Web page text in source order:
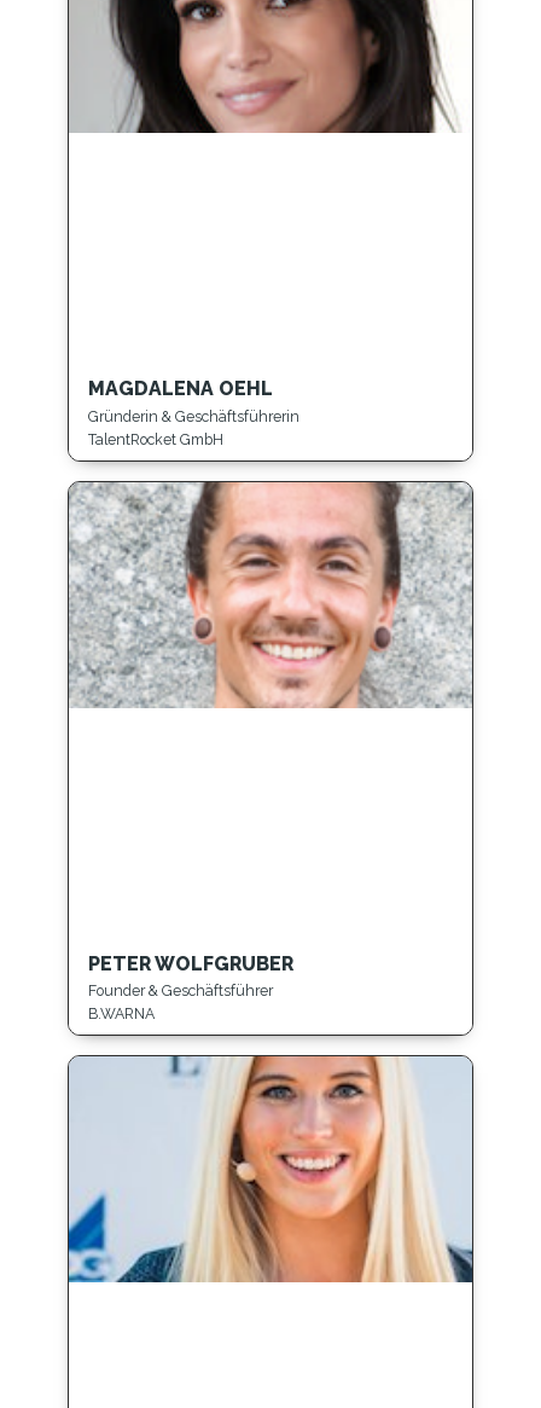
MAGDALENA OEHL
Gründerin & Geschäftsführerin
TalentRocket GmbH
PETER WOLFGRUBER
Founder & Geschäftsführer
B.WARNA